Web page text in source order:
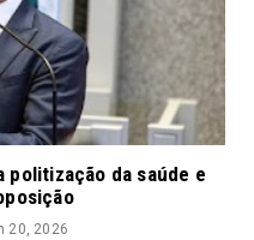
politização da saúde e
20, 2026